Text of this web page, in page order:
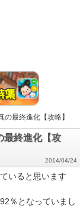
の最終進化【攻略】
最終進化【攻
2014/04/24
いると思います
％となっていまし